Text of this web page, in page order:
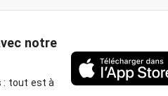
notre
: tout est à